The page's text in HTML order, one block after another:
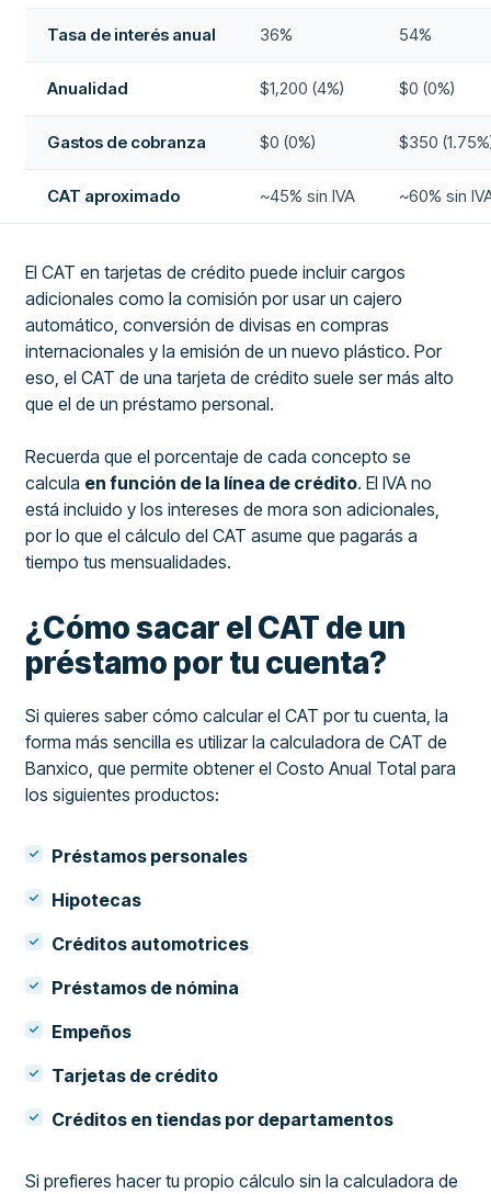
Tasa de interés anual 36% 54%
Anualidad $1,200 (4%) $0 (0%)
Gastos de cobranza $0 (0%) $350
CAT aproximado ~45% sin IVA ~60% sin
El CAT en tarjetas de crédito puede incluir cargos
adicionales como la comisión por usar un cajero
automático, conversión de divisas en compras
internacionales y la emisión de un nuevo plástico. Por
eso, el CAT de una tarjeta de crédito suele ser más alto
que el de un préstamo personal.
Recuerda que el porcentaje de cada concepto se
calcula en función de la línea de crédito. El IVA no
está incluido y los intereses de mora son adicionales,
por lo que el cálculo del CAT asume que pagarás a
tiempo tus mensualidades.
¿Cómo sacar el CAT de un
préstamo por tu cuenta?
Si quieres saber cómo calcular el CAT por tu cuenta, la
forma más sencilla es utilizar la calculadora de CAT de
Banxico, que permite obtener el Costo Anual Total para
los siguientes productos:
Préstamos personales
Hipotecas
Créditos automotrices
Préstamos de nómina
Empeños
Tarjetas de crédito
Créditos en tiendas por departamentos
Si prefieres hacer tu propio cálculo sin la calculadora de